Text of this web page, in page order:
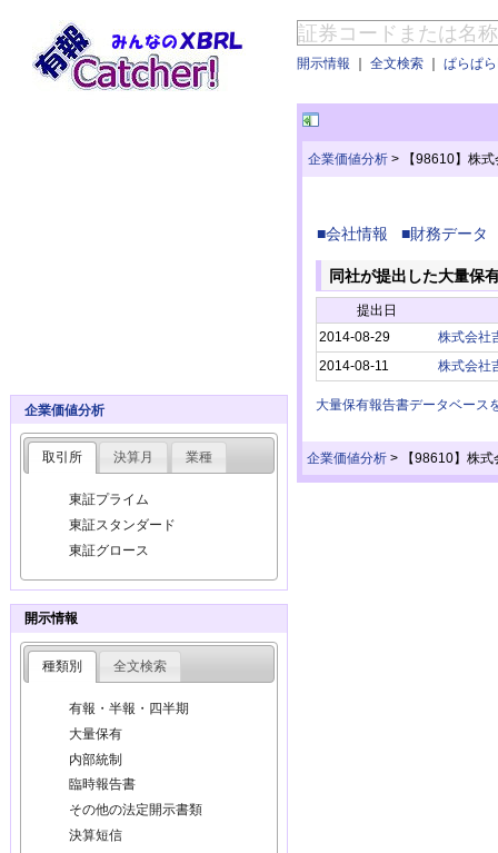
開示情報 ｜ 全文検索 ｜ ぱらぱ
企業価値分析 > 【98610】株
■会社情報 ■財務データ
同社が提出した大量保
提出日
2014-08-29
株式会社
2014-08-11
株式会社
大量保有報告書データベース
企業価値分析 > 【98610】株
企業価値分析
取引所 決算月 業種
東証プライム
東証スタンダード
東証グロース
開示情報
種類別 全文検索
有報・半報・四半期
大量保有
内部統制
臨時報告書
その他の法定開示書類
決算短信